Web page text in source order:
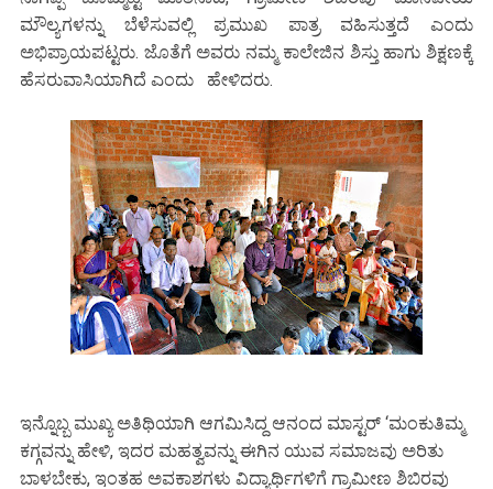
ಮೌಲ್ಯಗಳನ್ನು ಬೆಳೆಸುವಲ್ಲಿ ಪ್ರಮುಖ ಪಾತ್ರ ವಹಿಸುತ್ತದೆ ಎಂದು
ಅಭಿಪ್ರಾಯಪಟ್ಟರು. ಜೊತೆಗೆ ಅವರು ನಮ್ಮ ಕಾಲೇಜಿನ ಶಿಸ್ತು ಹಾಗು ಶಿಕ್ಷಣಕ್ಕೆ
ಹೆಸರುವಾಸಿಯಾಗಿದೆ ಎಂದು ಹೇಳಿದರು.
ಇನ್ನೊಬ್ಬ ಮುಖ್ಯ ಅತಿಥಿಯಾಗಿ ಆಗಮಿಸಿದ್ದ ಆನಂದ ಮಾಸ್ಟರ್ ‘ಮಂಕುತಿಮ್ಮ
ಕಗ್ಗವನ್ನು ಹೇಳಿ, ಇದರ ಮಹತ್ವವನ್ನು ಈಗಿನ ಯುವ ಸಮಾಜವು ಅರಿತು
ಬಾಳಬೇಕು, ಇಂತಹ ಅವಕಾಶಗಳು ವಿದ್ಯಾರ್ಥಿಗಳಿಗೆ ಗ್ರಾಮೀಣ ಶಿಬಿರವು